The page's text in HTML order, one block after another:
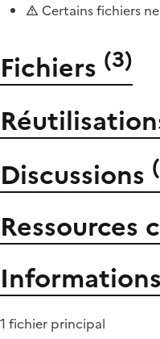
Certains fichiers
Fichiers (3)
Discussions (
Ressources
Informations
1 fichier principal